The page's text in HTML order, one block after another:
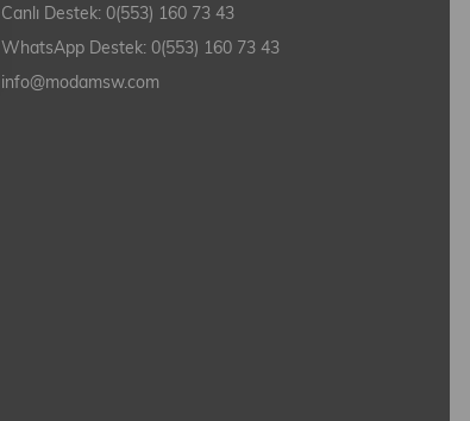
Canlı Destek: 0(553) 160 73 43
WhatsApp Destek: 0(553) 160 73 43
info@modamsw.com